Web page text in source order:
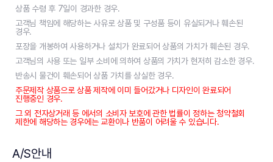
상품 수령 후 7일이 경과한 경우.
고객님 책임에 해당하는 사유로 상품 및 구성품 등이 유실되거나 훼손된
경우.
포장을 개봉하여 사용하거나 설치가 완료되어 상품의 가치가 훼손된 경우.
고객님의 사용 또는 일부 소비에 의하여 상품의 가치가 현저히 감소한 경우.
반송시 물건이 훼손되어 상품 가치를 상실한 경우.
주문제작 상품으로 상품 제작에 이미 들어갔거나 디자인이 완료되어
진행중인 경우.
그 외 전자상거래 등 에서의 소비자 보호에 관한 법률이 정하는 청약철회
제한에 해당하는 경우에는 교환이나 반품이 어려울 수 있습니다.
A/S안내